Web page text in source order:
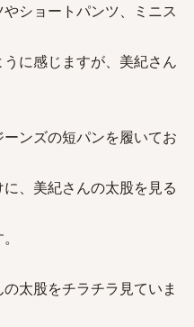
ショートパンツ、ミニス
に感じますが、美紀さん
ンズの短パンを履いてお
、美紀さんの太股を見る
太股をチラチラ見ていま